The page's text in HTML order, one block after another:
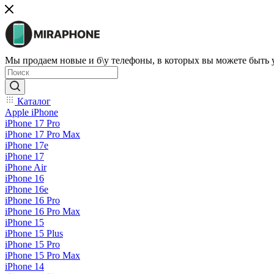
Мы продаем новые и б\у телефоны, в которых вы можете быть
Каталог
Apple iPhone
iPhone 17 Pro
iPhone 17 Pro Max
iPhone 17e
iPhone 17
iPhone Air
iPhone 16
iPhone 16e
iPhone 16 Pro
iPhone 16 Pro Max
iPhone 15
iPhone 15 Plus
iPhone 15 Pro
iPhone 15 Pro Max
iPhone 14